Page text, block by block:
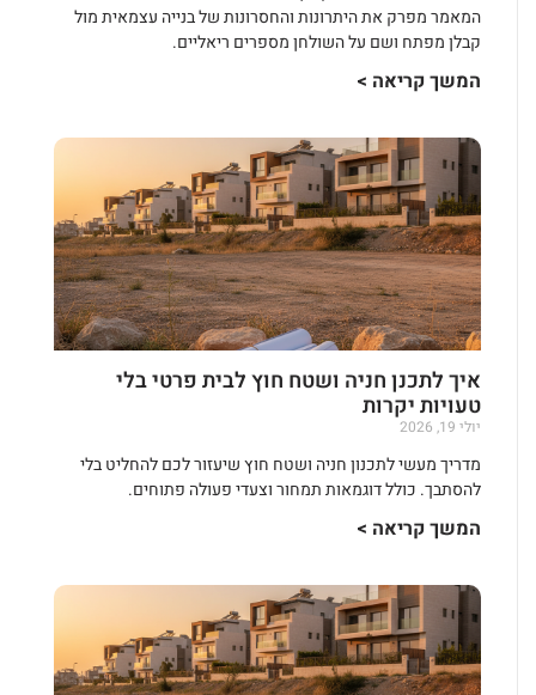
המאמר מפרק את היתרונות והחסרונות של בנייה עצמאית מול
קבלן מפתח ושם על השולחן מספרים ריאליים.
המשך קריאה >
איך לתכנן חניה ושטח חוץ לבית פרטי בלי
טעויות יקרות
יולי 19, 2026
מדריך מעשי לתכנון חניה ושטח חוץ שיעזור לכם להחליט בלי
להסתבך. כולל דוגמאות תמחור וצעדי פעולה פתוחים.
המשך קריאה >